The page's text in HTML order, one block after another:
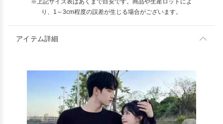
※上記サイズ表はあくまで目安です。商品や生産ロットによ
り、1～3cm程度の誤差が生じる場合がございます。
アイテム詳細